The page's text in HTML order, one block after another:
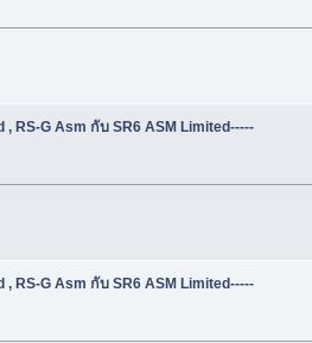
RS-G Asm กับ SR6 ASM Limited-----
RS-G Asm กับ SR6 ASM Limited-----